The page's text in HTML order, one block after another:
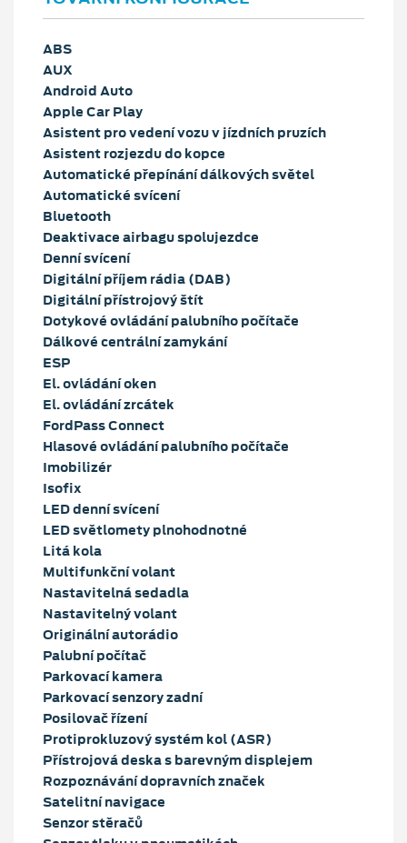
ABS
AUX
Android Auto
Apple Car Play
Asistent pro vedení vozu v jízdních pruzích
Asistent rozjezdu do kopce
Automatické přepínání dálkových světel
Automatické svícení
Bluetooth
Deaktivace airbagu spolujezdce
Denní svícení
Digitální příjem rádia (DAB)
Digitální přístrojový štít
Dotykové ovládání palubního počítače
Dálkové centrální zamykání
ESP
El. ovládání oken
El. ovládání zrcátek
FordPass Connect
Hlasové ovládání palubního počítače
Imobilizér
Isofix
LED denní svícení
LED světlomety plnohodnotné
Litá kola
Multifunkční volant
Nastavitelná sedadla
Nastavitelný volant
Originální autorádio
Palubní počítač
Parkovací kamera
Parkovací senzory zadní
Posilovač řízení
Protiprokluzový systém kol (ASR)
Přístrojová deska s barevným displejem
Rozpoznávání dopravních značek
Satelitní navigace
Senzor stěračů